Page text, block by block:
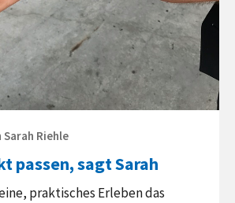
Sarah Riehle
passen, sagt Sarah
praktisches Erleben das